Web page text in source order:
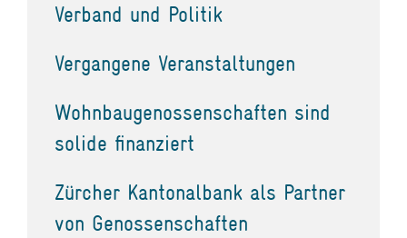
Verband und Politik
Vergangene Veranstaltungen
Wohnbaugenossenschaften sind
solide finanziert
Zürcher Kantonalbank als Partner
von Genossenschaften